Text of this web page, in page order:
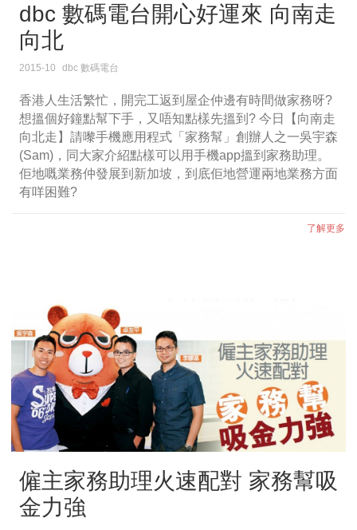
dbc 數碼電台開心好運來 向南走
向北
2015-10 dbc 數碼電台
香港人生活繁忙，開完工返到屋企仲邊有時間做家務呀?
想搵個好鐘點幫下手，又唔知點樣先搵到? 今日【向南走
向北走】請嚟手機應用程式「家務幫」創辦人之一吳宇森
(Sam)，同大家介紹點樣可以用手機app搵到家務助理。
佢地嘅業務仲發展到新加坡，到底佢地營運兩地業務方面
有咩困難?
了解更多
僱主家務助理火速配對 家務幫吸
金力強